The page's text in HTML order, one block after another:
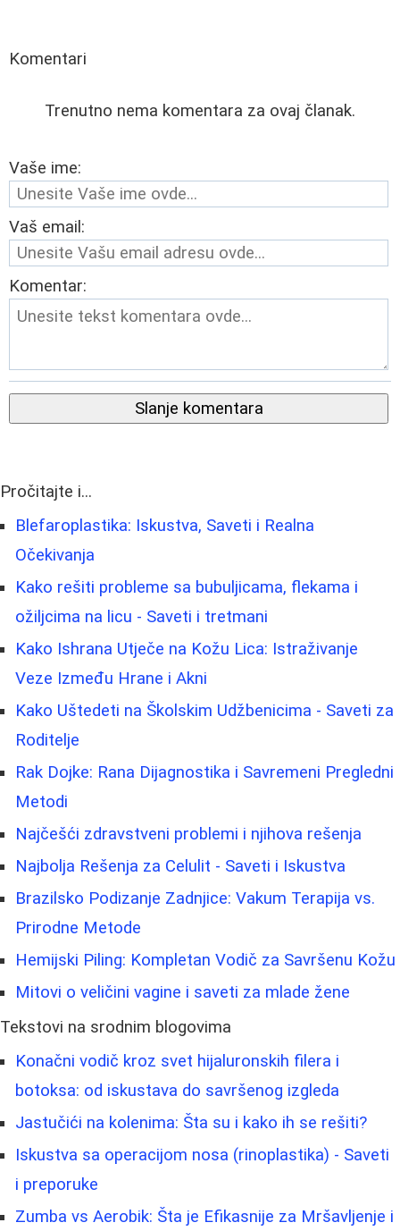
Komentari
Trenutno nema komentara za ovaj članak.
Vaše ime:
Vaš email:
Komentar:
Slanje komentara
Pročitajte i...
Blefaroplastika: Iskustva, Saveti i Realna
Očekivanja
Kako rešiti probleme sa bubuljicama, flekama i
ožiljcima na licu - Saveti i tretmani
Kako Ishrana Utječe na Kožu Lica: Istraživanje
Veze Između Hrane i Akni
Kako Uštedeti na Školskim Udžbenicima - Saveti za
Roditelje
Rak Dojke: Rana Dijagnostika i Savremeni Pregledni
Metodi
Najčešći zdravstveni problemi i njihova rešenja
Najbolja Rešenja za Celulit - Saveti i Iskustva
Brazilsko Podizanje Zadnjice: Vakum Terapija vs.
Prirodne Metode
Hemijski Piling: Kompletan Vodič za Savršenu Kožu
Mitovi o veličini vagine i saveti za mlade žene
Tekstovi na srodnim blogovima
Konačni vodič kroz svet hijaluronskih filera i
botoksa: od iskustava do savršenog izgleda
Jastučići na kolenima: Šta su i kako ih se rešiti?
Iskustva sa operacijom nosa (rinoplastika) - Saveti
i preporuke
Zumba vs Aerobik: Šta je Efikasnije za Mršavljenje i